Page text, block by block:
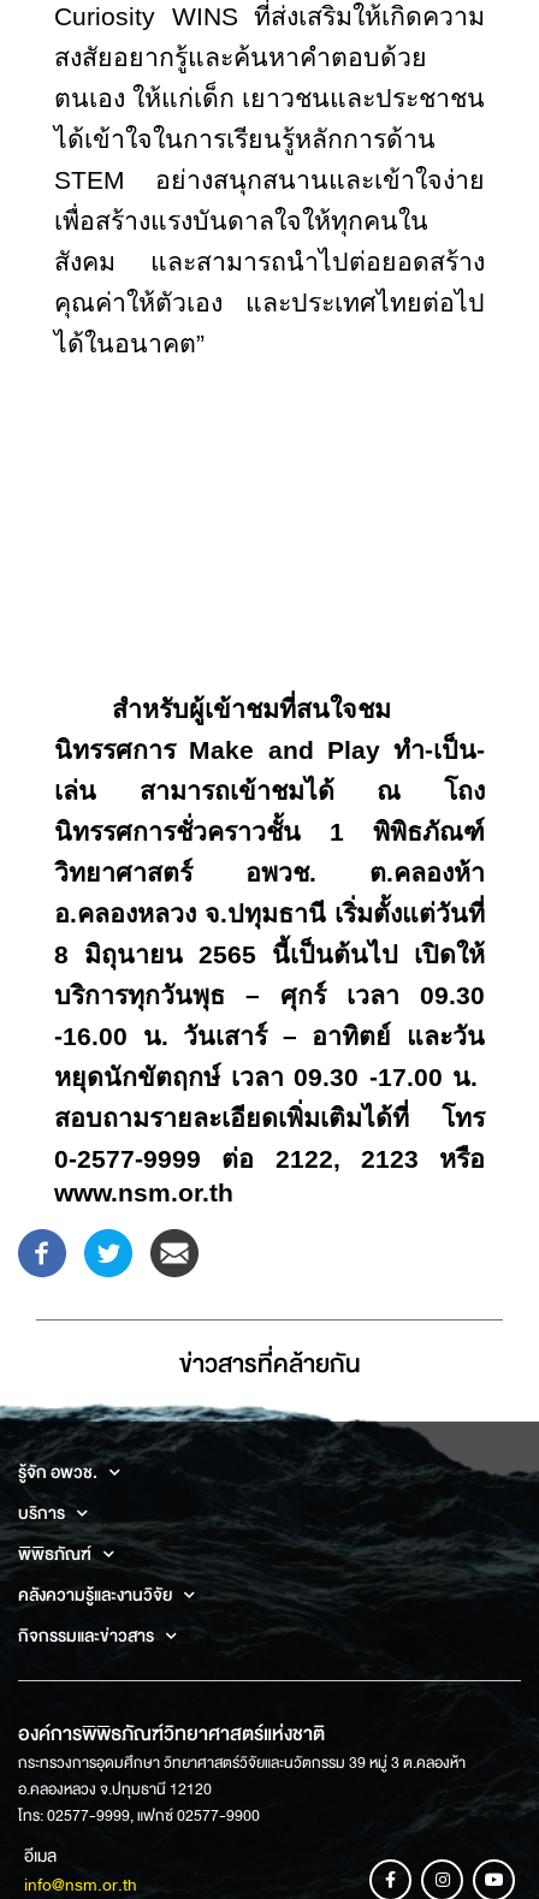
Curiosity WINS ที่ส่งเสริมให้เกิดความ
สงสัยอยากรู้และค้นหาคำตอบด้วย
ตนเอง ให้แก่เด็ก เยาวชนและประชาชน
ได้เข้าใจในการเรียนรู้หลักการด้าน
STEM อย่างสนุกสนานและเข้าใจง่าย
เพื่อสร้างแรงบันดาลใจให้ทุกคนใน
สังคม และสามารถนำไปต่อยอดสร้าง
คุณค่าให้ตัวเอง และประเทศไทยต่อไป
ได้ในอนาคต”
สำหรับผู้เข้าชมที่สนใจชม
นิทรรศการ Make and Play ทำ-เป็น-
เล่น สามารถเข้าชมได้ ณ โถง
นิทรรศการชั่วคราวชั้น 1 พิพิธภัณฑ์
วิทยาศาสตร์ อพวช. ต.คลองห้า
อ.คลองหลวง จ.ปทุมธานี เริ่มตั้งแต่วันที่
8 มิถุนายน 2565 นี้เป็นต้นไป เปิดให้
บริการทุกวันพุธ – ศุกร์ เวลา 09.30
-16.00 น. วันเสาร์ – อาทิตย์ และวัน
หยุดนักขัตฤกษ์ เวลา 09.30 -17.00 น.
สอบถามรายละเอียดเพิ่มเติมได้ที่ โทร
0-2577-9999 ต่อ 2122, 2123 หรือ
www.nsm.or.th
ข่าวสารที่่คล้ายกัน
รู้จัก อพวช.
บริการ
พิพิธภัณฑ์
คลังความรู้และงานวิจัย
กิจกรรมและข่าวสาร
องค์การพิพิธภัณฑ์วิทยาศาสตร์แห่งชาติ
กระทรวงการอุดมศึกษา วิทยาศาสตร์วิจัยและนวัตกรรม 39 หมู่ 3 ต.คลองห้า
อ.คลองหลวง จ.ปทุมธานี 12120
โทร: 02577-9999, แฟกซ์ 02577-9900
อีเมล
info@nsm.or.th